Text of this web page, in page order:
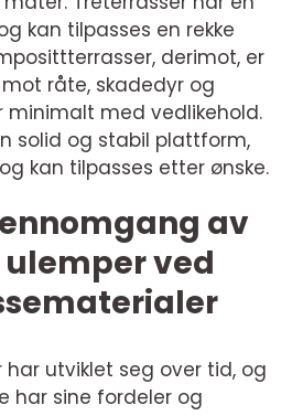
kan tilpasses en rekke
derimot, er
råte, skadedyr og
minimalt med vedlikehold.
solid og stabil plattform,
kan tilpasses etter ønske.
av
ved
utviklet seg over tid, og
har sine fordeler og